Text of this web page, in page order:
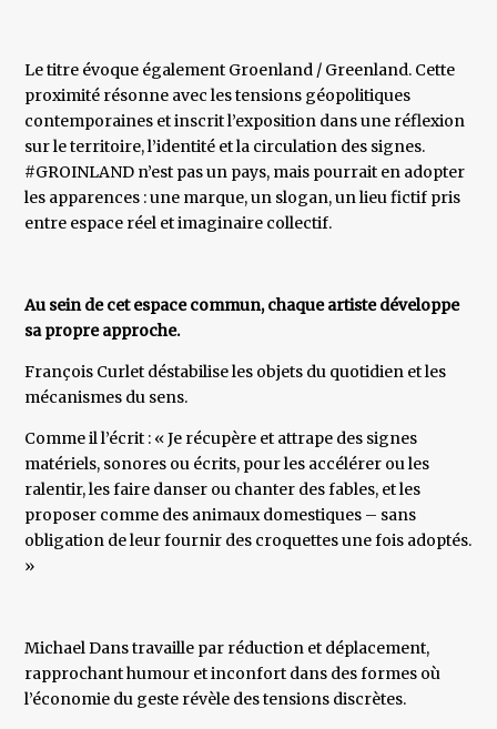
Le titre évoque également Groenland / Greenland. Cette
proximité résonne avec les tensions géopolitiques
contemporaines et inscrit l’exposition dans une réflexion
sur le territoire, l’identité et la circulation des signes.
#GROINLAND n’est pas un pays, mais pourrait en adopter
les apparences : une marque, un slogan, un lieu fictif pris
entre espace réel et imaginaire collectif.
Au sein de cet espace commun, chaque artiste développe
sa propre approche.
François Curlet déstabilise les objets du quotidien et les
mécanismes du sens.
Comme il l’écrit : « Je récupère et attrape des signes
matériels, sonores ou écrits, pour les accélérer ou les
ralentir, les faire danser ou chanter des fables, et les
proposer comme des animaux domestiques – sans
obligation de leur fournir des croquettes une fois adoptés.
»
Michael Dans travaille par réduction et déplacement,
rapprochant humour et inconfort dans des formes où
l’économie du geste révèle des tensions discrètes.